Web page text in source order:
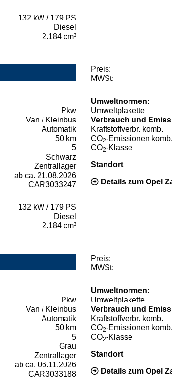
132 kW / 179 PS
Diesel
2.184 cm³
Preis:
MWSt:
Pkw
Van / Kleinbus
Automatik
50 km
5
Schwarz
Zentrallager
ab ca. 21.08.2026
CAR3033247
132 kW / 179 PS
Diesel
2.184 cm³
Umweltnormen:
Umweltplakette
Verbrauch und
Kraftstoffverbr. komb.
CO2-Emissionen komb.
CO2-Klasse
Standort
Details zum Opel
Preis:
MWSt:
Pkw
Van / Kleinbus
Automatik
50 km
5
Grau
Zentrallager
ab ca. 06.11.2026
CAR3033188
Umweltnormen:
Umweltplakette
Verbrauch und
Kraftstoffverbr. komb.
CO2-Emissionen komb.
CO2-Klasse
Standort
Details zum Opel